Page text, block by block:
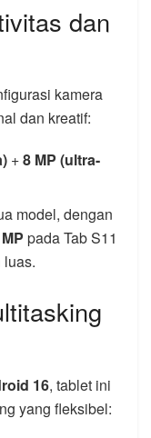
dan
kamera
dan kreatif:
+8 MP (ultra-
model, dengan
pada Tab S11
16, tablet ini
yang fleksibel: